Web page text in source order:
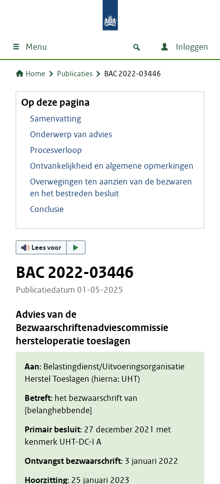
Menu Inloggen
Home Publicaties BAC 2022-03446
Op deze pagina
Samenvatting
Onderwerp van advies
Procesverloop
Ontvankelijkheid en algemene opmerkingen
Overwegingen ten aanzien van de bezwaren
en het bestreden besluit
Conclusie
Lees voor
BAC 2022-03446
Publicatiedatum 01-05-2025
Advies van de
Bezwaarschriftenadviescommissie
hersteloperatie toeslagen
Aan: Belastingdienst/Uitvoeringsorganisatie
Herstel Toeslagen (hierna: UHT)
Betreft: het bezwaarschrift van
[belanghebbende]
Primair besluit: 27 december 2021 met
kenmerk UHT-DC-I A
Ontvangst bezwaarschrift: 3 januari 2022
Hoorzitting: 25 januari 2023